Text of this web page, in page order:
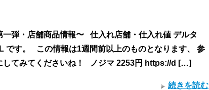
一弾・店舗商品情報〜 仕入れ店舗・仕入れ値 デルタ
です。 この情報は1週間前以上のものとなります、 参
してみてくださいね！ ノジマ 2253円 https://d […]
続きを読む